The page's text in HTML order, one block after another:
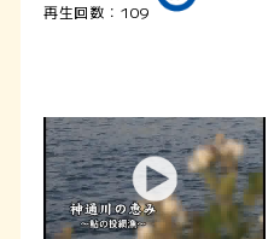
再生回数：109